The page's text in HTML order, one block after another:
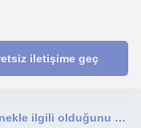
iletişime geç
Eğer resim yapabilmenin sadece yetenekle ilgili olduğunu düşünüyorsanız fikrinizi değiştirmek için buradayım.